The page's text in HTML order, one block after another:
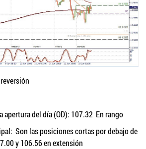
apertura del día (OD): 107.32 En rango
Son las posiciones cortas por debajo de
y 106.56 en extensión